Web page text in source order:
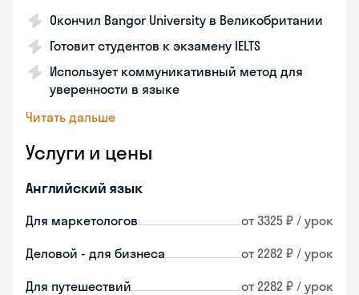
Окончил Bangor University в Великобритании
Готовит студентов к экзамену IELTS
Использует коммуникативный метод для
уверенности в языке
Читать дальше
Услуги и цены
Английский язык
Для маркетологов от 3325 ₽ / урок
Деловой - для бизнеса от 2282 ₽ / урок
Для путешествий от 2282 ₽ / урок